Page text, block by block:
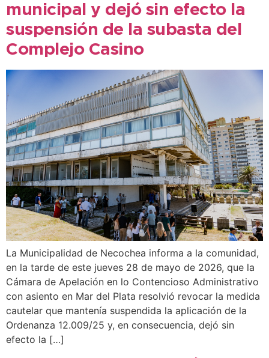
municipal y dejó sin efecto la
suspensión de la subasta del
Complejo Casino
La Municipalidad de Necochea informa a la comunidad,
en la tarde de este jueves 28 de mayo de 2026, que la
Cámara de Apelación en lo Contencioso Administrativo
con asiento en Mar del Plata resolvió revocar la medida
cautelar que mantenía suspendida la aplicación de la
Ordenanza 12.009/25 y, en consecuencia, dejó sin
efecto la […]